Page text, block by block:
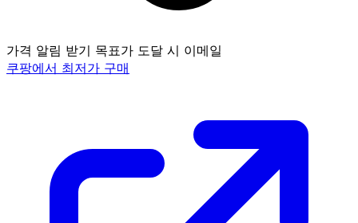
가격 알림 받기 목표가 도달 시 이메일
쿠팡에서 최저가 구매